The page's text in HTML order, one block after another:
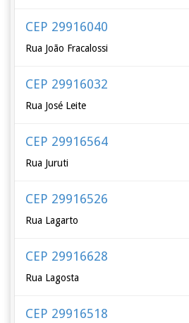
CEP 29916040
Rua João Fracalossi
CEP 29916032
Rua José Leite
CEP 29916564
Rua Juruti
CEP 29916526
Rua Lagarto
CEP 29916628
Rua Lagosta
CEP 29916518